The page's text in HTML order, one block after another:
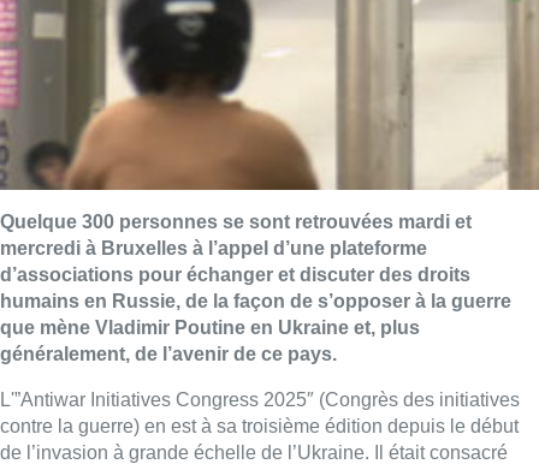
Quelque 300 personnes se sont retrouvées mardi et
mercredi à Bruxelles à l’appel d’une plateforme
d’associations pour échanger et discuter des droits
humains en Russie, de la façon de s’opposer à la guerre
que mène Vladimir Poutine en Ukraine et, plus
généralement, de l’avenir de ce pays.
L'”Antiwar Initiatives Congress 2025″ (Congrès des initiatives
contre la guerre) en est à sa troisième édition depuis le début
de l’invasion à grande échelle de l’Ukraine. Il était consacré